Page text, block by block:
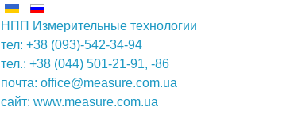
НПП Измерительные технологии
тел: +38 (093)-542-34-94
тел.: +38 (044) 501-21-91, -86
почта: office@measure.com.ua
сайт: www.measure.com.ua